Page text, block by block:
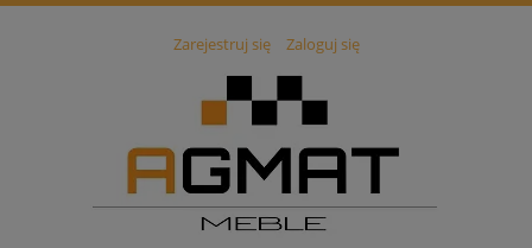
Zarejestruj się Zaloguj się